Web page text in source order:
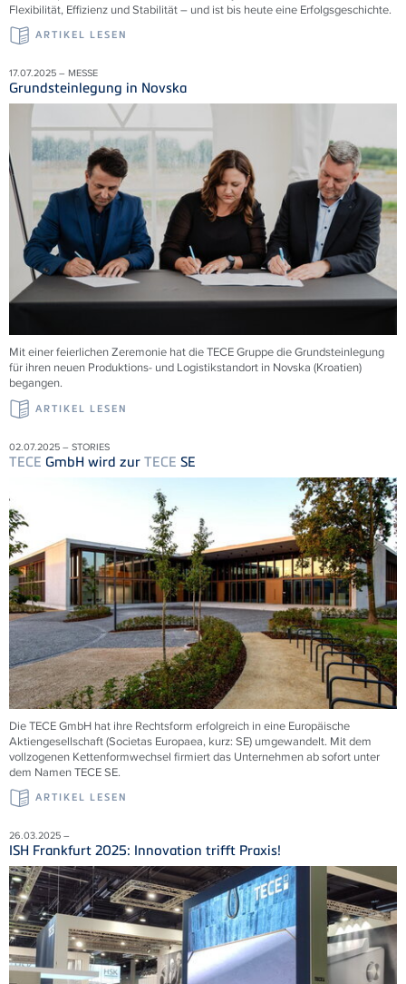
Flexibilität, Effizienz und Stabilität – und ist bis heute eine Erfolgsgeschichte.
ARTIKEL LESEN
17.07.2025 – MESSE
Grundsteinlegung in Novska
Mit einer feierlichen Zeremonie hat dieTECEGruppe die Grundsteinlegung
für ihren neuen Produktions- und Logistikstandort in Novska (Kroatien)
begangen.
ARTIKEL LESEN
02.07.2025 – STORIES
TECE GmbH wird zur TECE SE
DieTECEGmbH hat ihre Rechtsform erfolgreich in eine Europäische
Aktiengesellschaft (Societas Europaea, kurz: SE) umgewandelt. Mit dem
vollzogenen Kettenformwechsel firmiert das Unternehmen ab sofort unter
dem NamenTECESE.
ARTIKEL LESEN
26.03.2025 –
ISH Frankfurt 2025: Innovation trifft Praxis!